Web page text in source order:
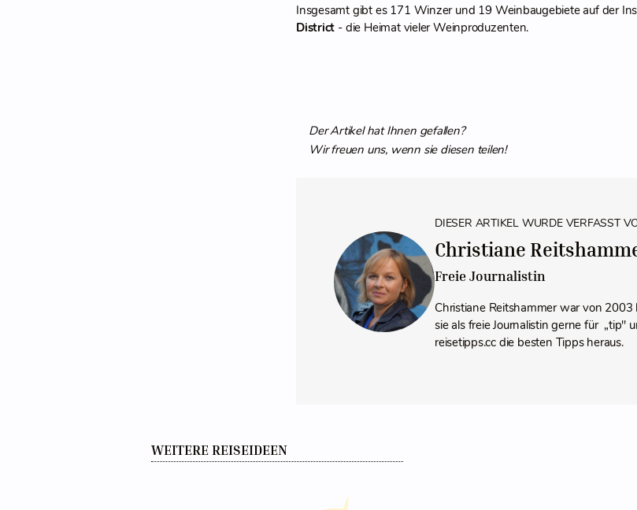
Insgesamt gibt es 171 Winzer und 19 Weinbaugebiete auf der
District - die Heimat vieler Weinproduzenten.
Der Artikel hat Ihnen gefallen?
Wir freuen uns, wenn sie diesen teilen!
DIESER ARTIKEL WURDE VERFASST
Christiane
Freie Journalistin
Christiane Reitshammer war von
sie als freie Journalistin gerne für „tip"
reisetipps.cc die besten Tipps heraus.
WEITERE REISEIDEEN